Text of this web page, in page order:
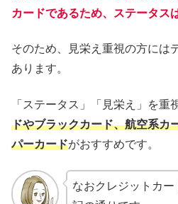
カードであるため、ステータス
そのため、見栄え重視の方には
あります。
「ステータス」「見栄え」を重
ドやブラックカード、航空系カ
パーカードがおすすめです。
なおクレジットカ